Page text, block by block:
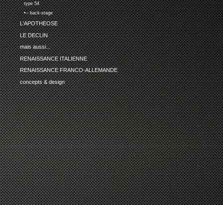
type 54
•-- back-stage
L'APOTHEOSE
LE DECLIN
mais aussi...
RENAISSANCE ITALIENNE
RENAISSANCE FRANCO-ALLEMANDE
concepts & design